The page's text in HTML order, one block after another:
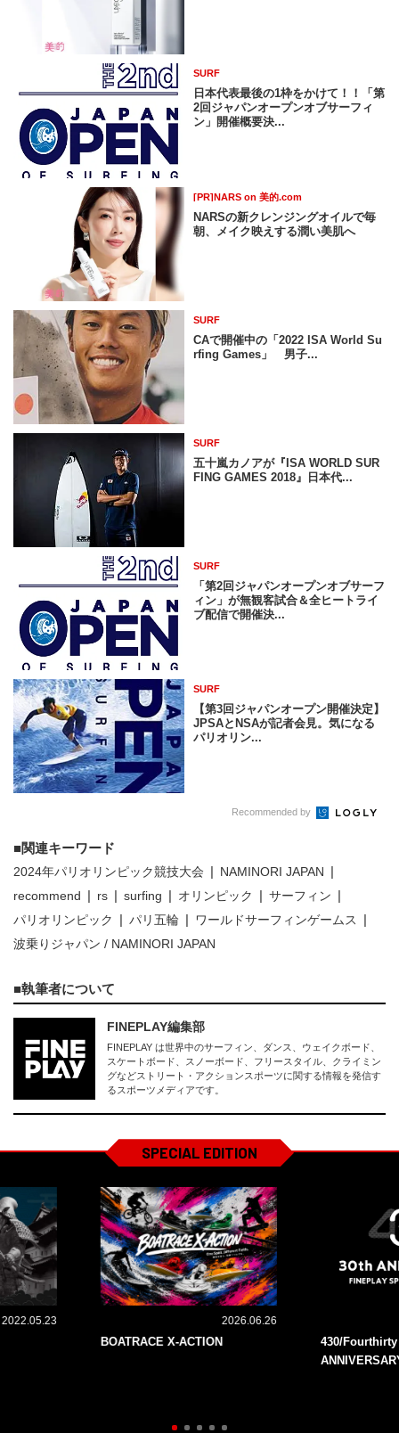
SURF
日本代表最後の1枠をかけて！！「第
2回ジャパンオープンオブサーフィ
ン」開催概要決...
[PR]NARS on 美的.com
NARSの新クレンジングオイルで毎
朝、メイク映えする潤い美肌へ
SURF
CAで開催中の「2022 ISA World Su
rfing Games」 男子...
SURF
五十嵐カノアが『ISA WORLD SUR
FING GAMES 2018』日本代...
SURF
「第2回ジャパンオープンオブサーフ
ィン」が無観客試合＆全ヒートライ
ブ配信で開催決...
SURF
【第3回ジャパンオープン開催決定】
JPSAとNSAが記者会見。気になる
パリオリン...
Recommended by
関連キーワード
2024年パリオリンピック競技大会
NAMINORI JAPAN
recommend
rs surfing オリンピック
サーフィン
パリオリンピック
パリ五輪
ワールドサーフィンゲームス
波乗りジャパン / NAMINORI JAPAN
執筆者について
FINEPLAY編集部
FINEPLAY は世界中のサーフィン、ダンス、ウェイクボード、
スケートボード、スノーボード、フリースタイル、クライミン
グなどストリート・アクションスポーツに関する情報を発信す
るスポーツメディアです。
SPECIAL EDITION
2022.05.23 2026.06.26
BOATRACE X-ACTION
430/